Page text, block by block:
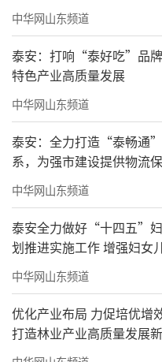
中华网山东频道
泰安：打响“泰好吃”品
特色产业高质量发展
中华网山东频道
泰安：全力打造“泰畅通
系，为强市建设提供物流
中华网山东频道
泰安全力做好“十四五”
划推进实施工作 增强妇女
福感、安全感
中华网山东频道
优化产业布局 力促培优增
打造林业产业高质量发展